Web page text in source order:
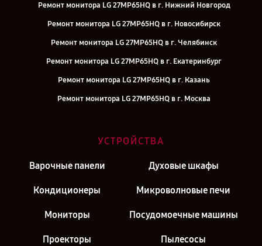
Ремонт монитора LG 27MP65HQ в г. Нижний Новгород
Ремонт монитора LG 27MP65HQ в г. Новосибирск
Ремонт монитора LG 27MP65HQ в г. Челябинск
Ремонт монитора LG 27MP65HQ в г. Екатеринбург
Ремонт монитора LG 27MP65HQ в г. Казань
Ремонт монитора LG 27MP65HQ в г. Москва
УСТРОЙСТВА
Варочные панели Духовые шкафы
Кондиционеры Микроволновые печи
Мониторы Посудомоечные машины
Проекторы Пылесосы